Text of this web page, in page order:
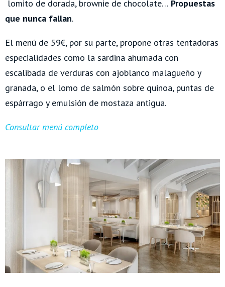
lomito de dorada, brownie de chocolate… Propuestas
que nunca fallan.
El menú de 59€, por su parte, propone otras tentadoras
especialidades como la sardina ahumada con
escalibada de verduras con ajoblanco malagueño y
granada, o el lomo de salmón sobre quinoa, puntas de
espárrago y emulsión de mostaza antigua.
Consultar menú completo